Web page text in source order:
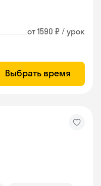
от 1590 ₽ / урок
Выбрать время